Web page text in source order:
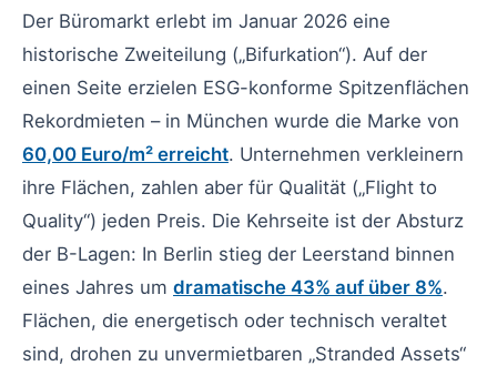
Der Büromarkt erlebt im Januar 2026 eine
historische Zweiteilung („Bifurkation“). Auf der
einen Seite erzielen ESG-konforme Spitzenflächen
Rekordmieten – in München wurde die Marke von
60,00 Euro/m² erreicht. Unternehmen verkleinern
ihre Flächen, zahlen aber für Qualität („Flight to
Quality“) jeden Preis. Die Kehrseite ist der Absturz
der B-Lagen: In Berlin stieg der Leerstand binnen
eines Jahres um dramatische 43% auf über 8%.
Flächen, die energetisch oder technisch veraltet
sind, drohen zu unvermietbaren „Stranded Assets“